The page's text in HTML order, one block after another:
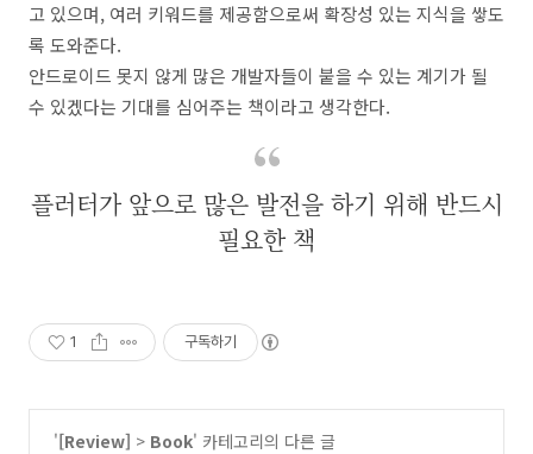
고 있으며, 여러 키워드를 제공함으로써 확장성 있는 지식을 쌓도
록 도와준다.
안드로이드 못지 않게 많은 개발자들이 붙을 수 있는 계기가 될
수 있겠다는 기대를 심어주는 책이라고 생각한다.
플러터가 앞으로 많은 발전을 하기 위해 반드시
필요한 책
1 구독하기
'[Review] > Book' 카테고리의 다른 글